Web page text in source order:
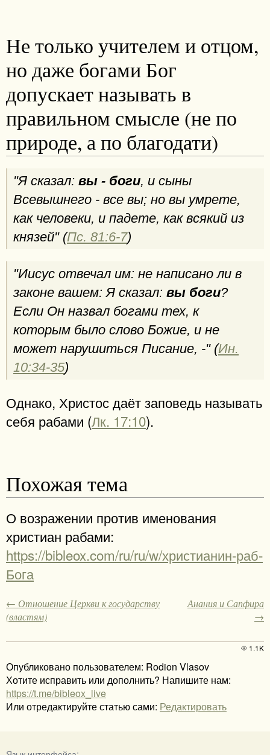
Не только учителем и отцом,
но даже богами Бог
допускает называть в
правильном смысле (не по
природе, а по благодати)
"Я сказал: вы - боги, и сыны
Всевышнего - все вы; но вы умрете,
как человеки, и падете, как всякий из
князей" (Пс. 81:6-7)
"Иисус отвечал им: не написано ли в
законе вашем: Я сказал: вы боги?
Если Он назвал богами тех, к
которым было слово Божие, и не
может нарушиться Писание, -" (Ин.
10:34-35)
Однако, Христос даёт заповедь называть
себя рабами (Лк. 17:10).
Похожая тема
О возражении против именования
христиан рабами:
https://bibleox.com/ru/ru/w/христианин-раб-
Бога
← Отношение Церкви к государству
(властям)
Анания и Сапфира
→
1.1K
Опубликовано пользователем: Rodion Vlasov
Хотите исправить или дополнить? Напишите нам:
https://t.me/bibleox_live
Или отредактируйте статью сами: Редактировать